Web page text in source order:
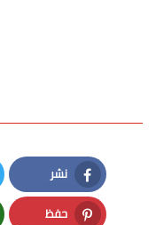
نشر
Facebook
حفظ